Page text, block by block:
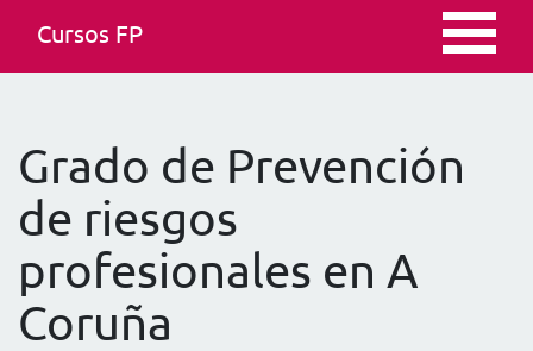
Cursos FP
Grado de Prevención
de riesgos
profesionales en A
Coruña